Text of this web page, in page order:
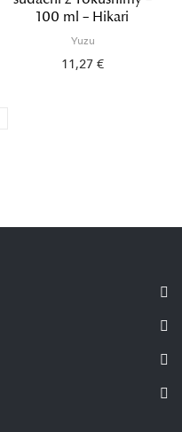
100 ml – Hikari
Yuzu
11,27 €